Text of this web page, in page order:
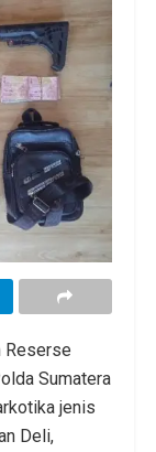
Reserse
Sumatera
jenis
Deli,